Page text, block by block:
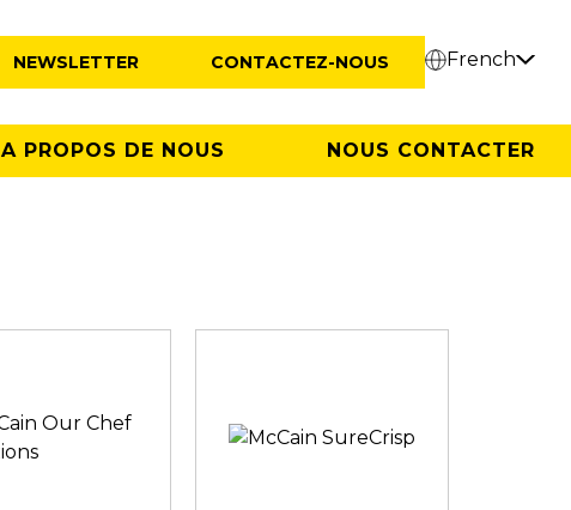
NEWSLETTER CONTACTEZ-NOUS French
A PROPOS DE NOUS NOUS CONTACTER